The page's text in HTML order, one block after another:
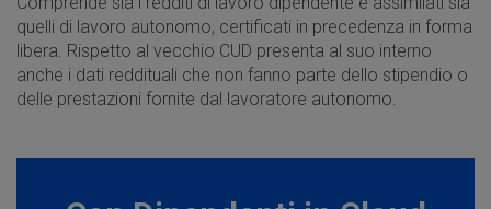
quelli di lavoro autonomo, certificati in precedenza in forma
libera. Rispetto al vecchio CUD presenta al suo interno
anche i dati reddituali che non fanno parte dello stipendio o
delle prestazioni fornite dal lavoratore autonomo.